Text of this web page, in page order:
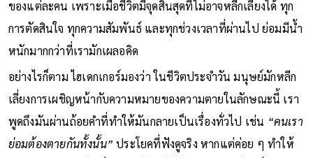
ของแต่ละคน เพราะเมื่อชีวิตมีจุดสิ้นสุดที่ไม่อาจหลีกเลี่ยงได้ ทุก
การตัดสินใจ ทุกความสัมพันธ์ และทุกช่วงเวลาที่ผ่านไป ย่อมมีน้ำ
หนักมากกว่าที่เรามักเผลอคิด
อย่างไรก็ตาม ไฮเดกเกอร์มองว่า ในชีวิตประจำวัน มนุษย์มักหลีก
เลี่ยงการเผชิญหน้ากับความหมายของความตายในลักษณะนี้ เรา
พูดถึงมันผ่านถ้อยคำที่ทำให้มันกลายเป็นเรื่องทั่วไป เช่น “คนเรา
ย่อมต้องตายกันทั้งนั้น” ประโยคที่ฟังดูจริง หากแต่ค่อย ๆ ทำให้